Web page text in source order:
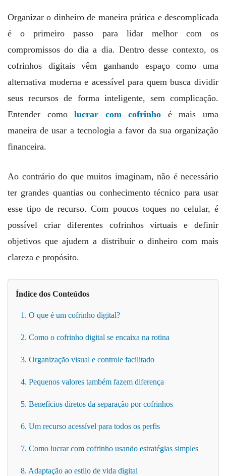
Organizar o dinheiro de maneira prática e descomplicada
é o primeiro passo para lidar melhor com os
compromissos do dia a dia. Dentro desse contexto, os
cofrinhos digitais vêm ganhando espaço como uma
alternativa moderna e acessível para quem busca dividir
seus recursos de forma inteligente, sem complicação.
Entender como
lucrar com cofrinho é mais uma
maneira de usar a tecnologia a favor da sua organização
financeira.
Ao contrário do que muitos imaginam, não é necessário
ter grandes quantias ou conhecimento técnico para usar
esse tipo de recurso. Com poucos toques no celular, é
possível criar diferentes cofrinhos virtuais e definir
objetivos que ajudem a distribuir o dinheiro com mais
clareza e propósito.
Índice dos Conteúdos
1. O que é um cofrinho digital?
2. Como o cofrinho digital se encaixa na rotina
3. Organização visual e controle facilitado
4. Pequenos valores também fazem diferença
5. Benefícios diretos da separação por cofrinhos
6. Um recurso acessível para todos os perfis
7. Como lucrar com cofrinho usando estratégias simples
8. Adaptação ao estilo de vida digital